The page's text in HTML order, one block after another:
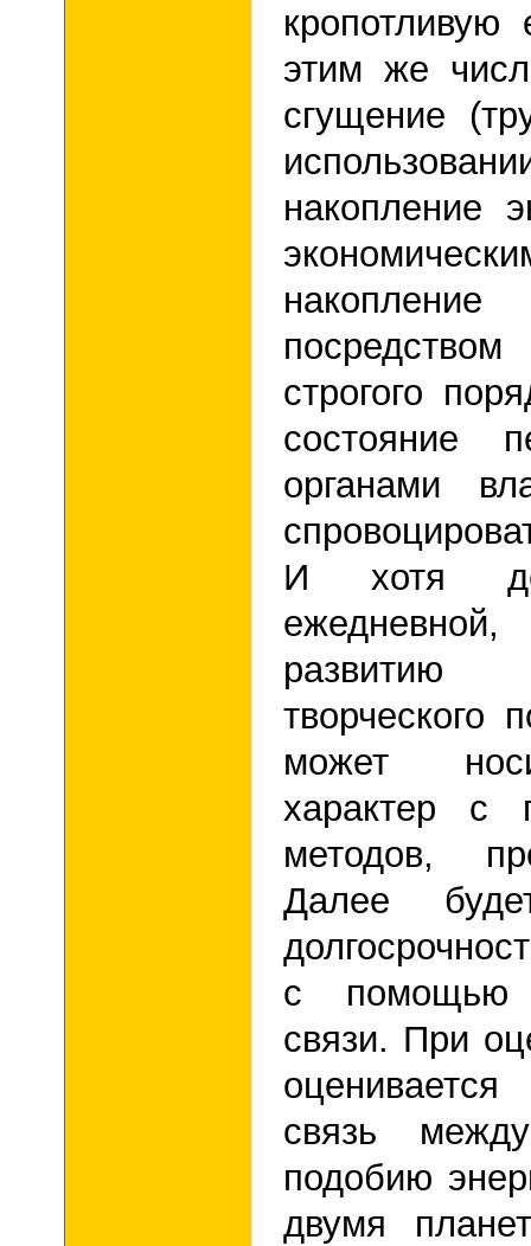
этим же
сгущение
накопление
строгого
состояние
органами
И хотя
развитию
творческого
может
характер с
методов,
Далее
с помощью
связи. При
связь
подобию
двумя